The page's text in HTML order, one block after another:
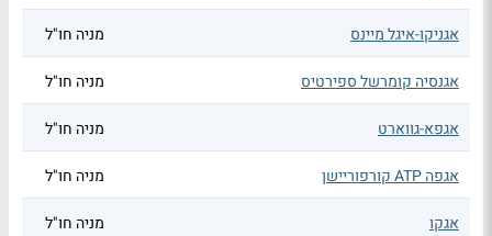
אגניקו-איגל מיינס מניה חו"ל
אגנסיה קומרשל ספירטיס מניה חו"ל
אגפא-גווארט מניה חו"ל
אגפה ATP קורפוריישן מניה חו"ל
אגקו מניה חו"ל